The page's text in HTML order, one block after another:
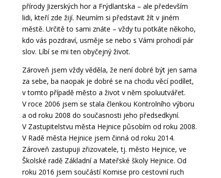
přírody Jizerských hor a Frýdlantska – ale především
lidi, kteří zde žijí. Neumím si představit žít v jiném
městě. Určitě to sami znáte – vždy tu potkáte někoho,
kdo vás pozdraví, usměje se nebo s Vámi prohodí pár
slov. Líbí se mi ten obyčejný život.
Zároveň jsem vždy věděla, že není dobré být jen sama
za sebe, ba naopak je dobré se na chodu věcí podílet,
v tomto případě město a život v něm spoluutvářet.
V roce 2006 jsem se stala členkou Kontrolního výboru
a od roku 2008 do současnosti jeho předsedkyní.
V Zastupitelstvu města Hejnice působím od roku 2008.
V Radě města Hejnice jsem činná od roku 2014.
Zároveň zastupuji zřizovatele, tj. město Hejnice, ve
Školské radě Základní a Mateřské školy Hejnice. Od
roku 2016 jsem součástí Komise pro cestovní ruch